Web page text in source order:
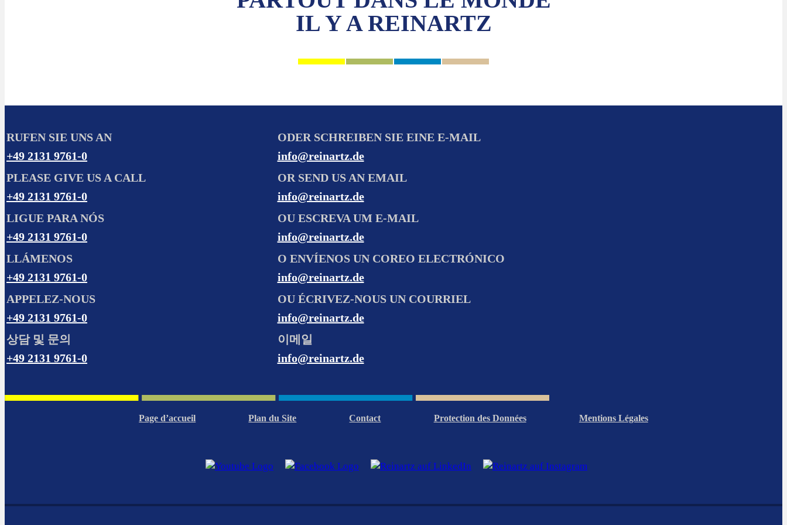
IL Y A REINARTZ
RUFEN SIE UNS AN
+49 2131 9761-0
ODER SCHREIBEN SIE EINE E-MAIL
info@reinartz.de
PLEASE GIVE US A CALL
+49 2131 9761-0
OR SEND US AN EMAIL
info@reinartz.de
LIGUE PARA NÓS
+49 2131 9761-0
OU ESCREVA UM E-MAIL
info@reinartz.de
LLÁMENOS
+49 2131 9761-0
O ENVÍENOS UN COREO ELECTRÓNICO
info@reinartz.de
APPELEZ-NOUS
+49 2131 9761-0
OU ÉCRIVEZ-NOUS UN COURRIEL
info@reinartz.de
상담 및 문의
+49 2131 9761-0
이메일
info@reinartz.de
Page d’accueil Plan du Site Contact Protection des Données Mentions Légales